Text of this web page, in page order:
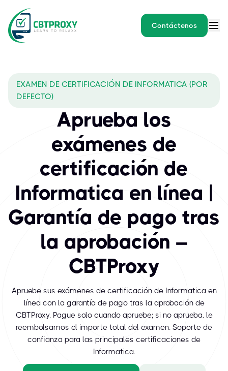
Contáctenos
Impulsa tu carrera en el ámbito de los datos con Informatica,
EXAMEN DE CERTIFICACIÓN DE INFORMATICA (POR
DEFECTO)
Aprueba los
exámenes de
certificación de
Informatica en línea |
Garantía de pago tras
la aprobación –
CBTProxy
Apruebe sus exámenes de certificación de Informatica en
línea con la garantía de pago tras la aprobación de
CBTProxy. Pague solo cuando apruebe; si no aprueba, le
reembolsamos el importe total del examen. Soporte de
confianza para las principales certificaciones de
Informatica.